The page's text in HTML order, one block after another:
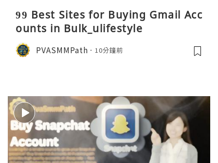
99 Best Sites for Buying Gmail Acc
ounts in Bulk_ulifestyle
PVASMMPath 10分鐘前